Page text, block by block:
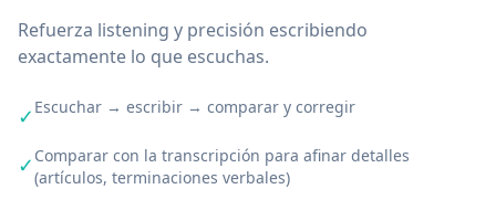
Refuerza listening y precisión escribiendo
exactamente lo que escuchas.
✓ Escuchar → escribir → comparar y corregir
✓ Comparar con la transcripción para afinar detalles
(artículos, terminaciones verbales)